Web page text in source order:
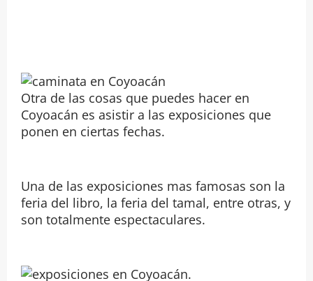
Otra de las cosas que puedes hacer en
Coyoacán es asistir a las exposiciones que
ponen en ciertas fechas.
Una de las exposiciones mas famosas son la
feria del libro, la feria del tamal, entre otras, y
son totalmente espectaculares.